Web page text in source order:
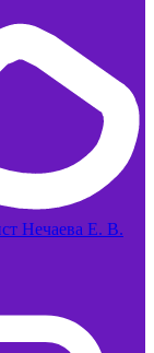
Нечаева Е. В.